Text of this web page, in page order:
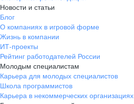
Новости и статьи
Блог
О компаниях в игровой форме
Жизнь в компании
ИТ-проекты
Рейтинг работодателей России
Молодым специалистам
Карьера для молодых специалистов
Школа программистов
Карьера в некоммерческих организациях